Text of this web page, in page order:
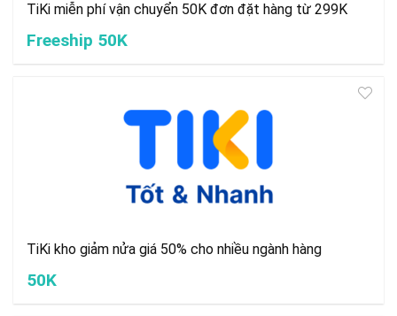
TiKi miễn phí vận chuyển 50K đơn đặt hàng từ 299K
Freeship 50K
TiKi kho giảm nửa giá 50% cho nhiều ngành hàng
50K